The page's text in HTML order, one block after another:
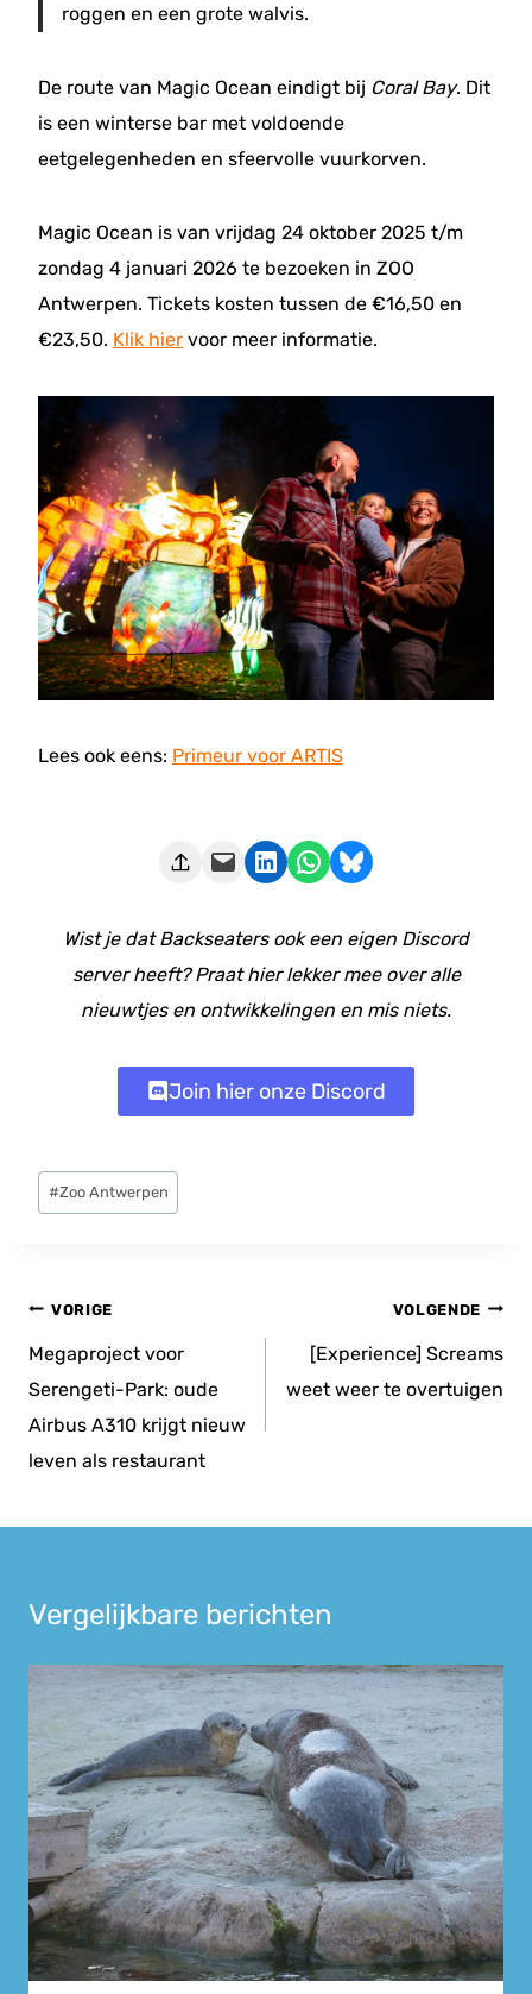
roggen en een grote walvis.
De route van Magic Ocean eindigt bij Coral Bay. Dit
is een winterse bar met voldoende
eetgelegenheden en sfeervolle vuurkorven.
Magic Ocean is van vrijdag 24 oktober 2025 t/m
zondag 4 januari 2026 te bezoeken in ZOO
Antwerpen. Tickets kosten tussen de €16,50 en
€23,50. Klik hier voor meer informatie.
Lees ook eens: Primeur voor ARTIS
Deze pagina e-mailen Delen op LinkedIn Delen via WhatsApp Share on Bluesky
Wist je dat Backseaters ook een eigen Discord
server heeft? Praat hier lekker mee over alle
nieuwtjes en ontwikkelingen en mis niets.
Join hier onze Discord
Bericht
tags:
#Zoo Antwerpen
Bericht
navigatie
VORIGE
Megaproject voor
Serengeti-Park: oude
Airbus A310 krijgt nieuw
leven als restaurant
VOLGENDE
[Experience] Screams
weet weer te overtuigen
Vergelijkbare berichten